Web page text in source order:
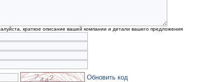
краткое описание вашей компании и детали вашего предложения
Обновить код